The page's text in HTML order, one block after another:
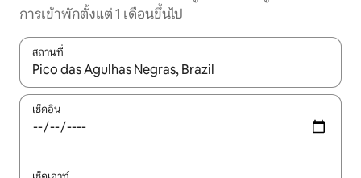
การเข้าพักตั้งแต่ 1 เดือนขึ้นไป
สถานที่
ใช้ลูกศรขึ้นลง หรือใช้การสัมผัสหรือปัด เพื่อสำรวจผลการค้นหา
เช็คอิน